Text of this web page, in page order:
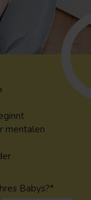
mentalen
Babys?*